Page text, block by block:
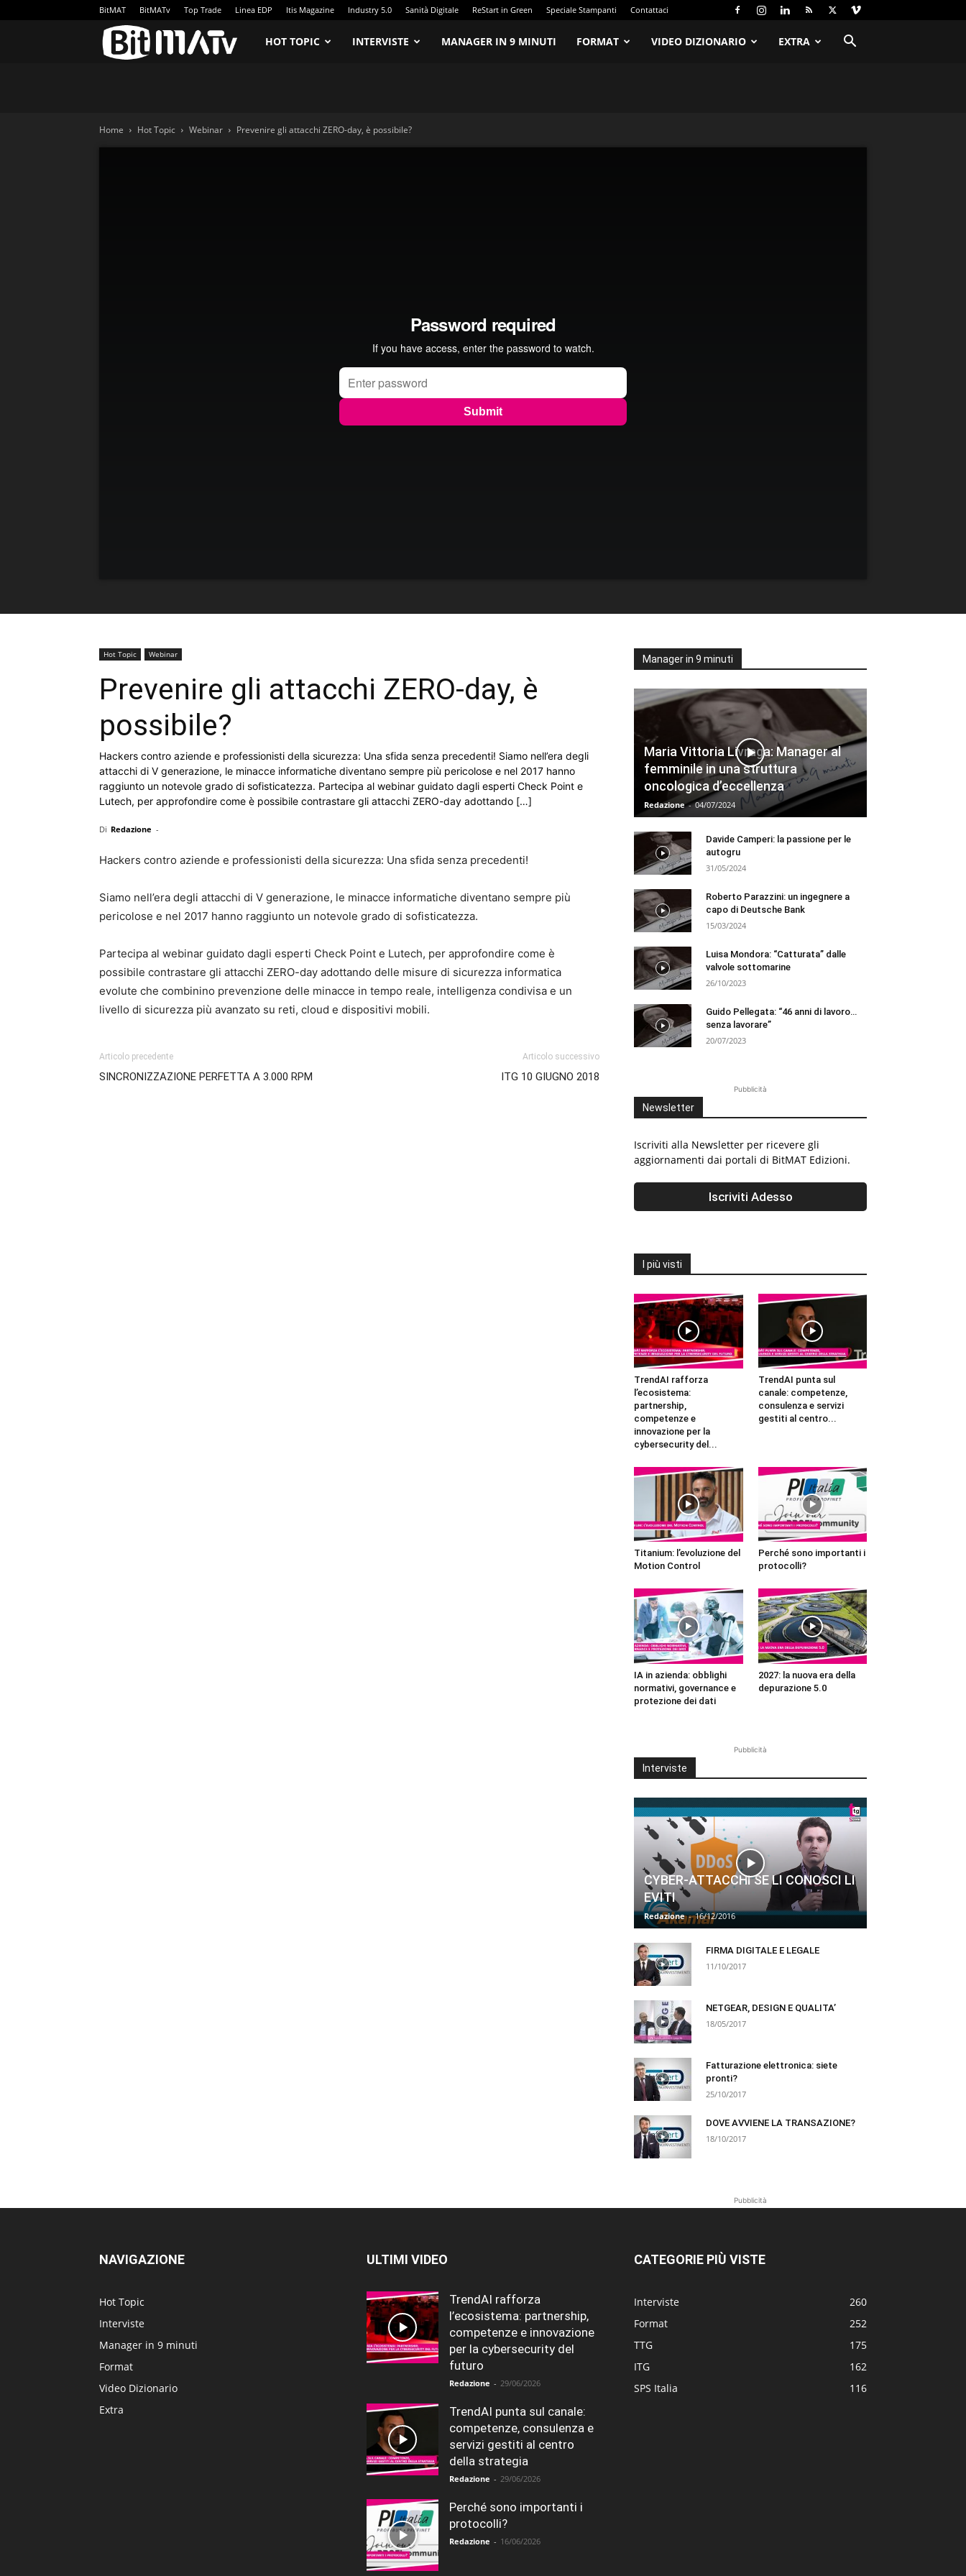
BitMAT BitMATv Top Trade Linea EDP Itis Magazine Industry 5.0 Sanità Digitale ReStart in Green Speciale Stampanti Contattaci
BitMATv
HOT TOPIC INTERVISTE MANAGER IN 9 MINUTI FORMAT VIDEO DIZIONARIO EXTRA
Home Hot Topic Webinar Prevenire gli attacchi ZERO-day, è possibile?
Hot Topic Webinar
Prevenire gli attacchi ZERO-day, è
possibile?
Hackers contro aziende e professionisti della sicurezza: Una sfida senza precedenti! Siamo nell’era degli
attacchi di V generazione, le minacce informatiche diventano sempre più pericolose e nel 2017 hanno
raggiunto un notevole grado di sofisticatezza. Partecipa al webinar guidato dagli esperti Check Point e
Lutech, per approfondire come è possibile contrastare gli attacchi ZERO-day adottando […]
Di Redazione -
Hackers contro aziende e professionisti della sicurezza: Una sfida senza precedenti!
Siamo nell’era degli attacchi di V generazione, le minacce informatiche diventano sempre più
pericolose e nel 2017 hanno raggiunto un notevole grado di sofisticatezza.
Partecipa al webinar guidato dagli esperti Check Point e Lutech, per approfondire come è
possibile contrastare gli attacchi ZERO-day adottando delle misure di sicurezza informatica
evolute che combinino prevenzione delle minacce in tempo reale, intelligenza condivisa e un
livello di sicurezza più avanzato su reti, cloud e dispositivi mobili.
Articolo precedente
SINCRONIZZAZIONE PERFETTA A 3.000 RPM
Articolo successivo
ITG 10 GIUGNO 2018
Manager in 9 minuti
Maria Vittoria Livraga: Manager al
femminile in una struttura
oncologica d’eccellenza
Redazione - 04/07/2024
Davide Camperi: la passione per le
autogru
31/05/2024
Roberto Parazzini: un ingegnere a
capo di Deutsche Bank
15/03/2024
Luisa Mondora: “Catturata” dalle
valvole sottomarine
26/10/2023
Guido Pellegata: “46 anni di lavoro…
senza lavorare”
20/07/2023
Pubblicità
Newsletter
Iscriviti alla Newsletter per ricevere gli
aggiornamenti dai portali di BitMAT Edizioni.
I più visti
TrendAI rafforza
l’ecosistema:
partnership,
competenze e
innovazione per la
cybersecurity del...
TrendAI punta sul
canale: competenze,
consulenza e servizi
gestiti al centro...
Titanium: l’evoluzione del
Motion Control
Perché sono importanti i
protocolli?
IA in azienda: obblighi
normativi, governance e
protezione dei dati
2027: la nuova era della
depurazione 5.0
Pubblicità
Interviste
CYBER-ATTACCHI SE LI CONOSCI LI
EVITI
Redazione - 16/12/2016
FIRMA DIGITALE E LEGALE
11/10/2017
NETGEAR, DESIGN E QUALITA’
18/05/2017
Fatturazione elettronica: siete
pronti?
25/10/2017
DOVE AVVIENE LA TRANSAZIONE?
18/10/2017
Pubblicità
NAVIGAZIONE
Hot Topic
Interviste
Manager in 9 minuti
Format
Video Dizionario
Extra
ULTIMI VIDEO
TrendAI rafforza
l’ecosistema: partnership,
competenze e innovazione
per la cybersecurity del
futuro
Redazione - 29/06/2026
TrendAI punta sul canale:
competenze, consulenza e
servizi gestiti al centro
della strategia
Redazione - 29/06/2026
Perché sono importanti i
protocolli?
Redazione - 16/06/2026
CATEGORIE PIÙ VISTE
Interviste
260
Format
252
TTG
175
ITG
162
SPS Italia
116